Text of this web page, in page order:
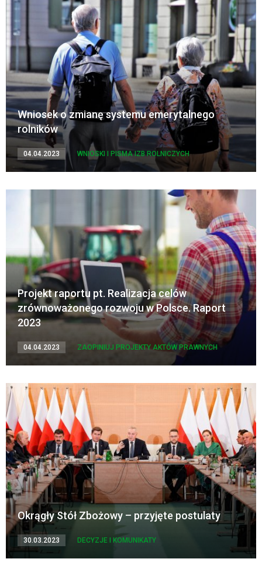
Wniosek o zmianę systemu emerytalnego
rolników
04.04.2023 WNIOSKI I PISMA IZB ROLNICZYCH
Projekt raportu pt. Realizacja celów
zrównoważonego rozwoju w Polsce. Raport
2023
04.04.2023 ZAOPINIUJ PROJEKTY AKTÓW PRAWNYCH
Okrągły Stół Zbożowy – przyjęte postulaty
30.03.2023 DECYZJE I KOMUNIKATY